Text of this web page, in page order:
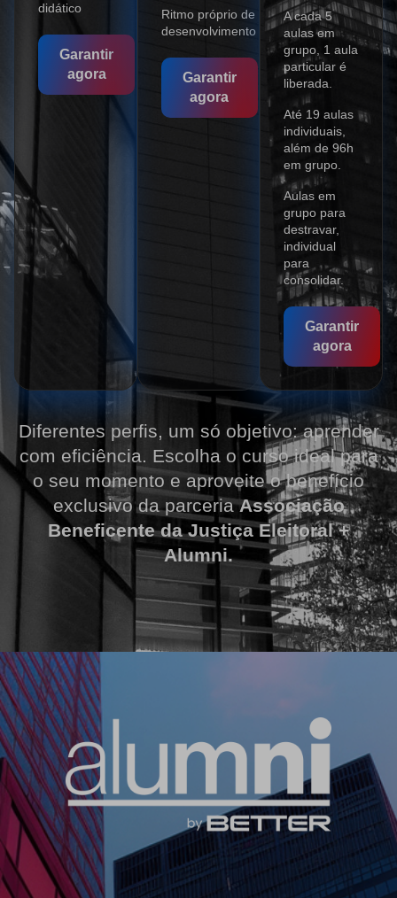
didático
Garantir
agora
Ritmo próprio de
desenvolvimento
Garantir
agora
A cada 5
aulas em
grupo, 1 aula
particular é
liberada.
Até 19 aulas
individuais,
além de 96h
em grupo.
Aulas em
grupo para
destravar,
individual
para
consolidar.
Garantir
agora
Diferentes perfis, um só objetivo: aprender
com eficiência. Escolha o curso ideal para
o seu momento e aproveite o benefício
exclusivo da parceriaAssociação
Beneficente da Justiça Eleitoral +
Alumni.